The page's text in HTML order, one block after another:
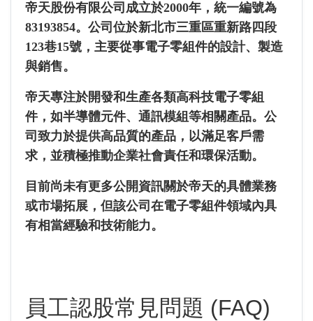
帝天股份有限公司成立於2000年，統一編號為
83193854。公司位於新北市三重區重新路四段
123巷15號，主要從事電子零組件的設計、製造
與銷售。
帝天專注於開發和生產各類高科技電子零組
件，如半導體元件、通訊模組等相關產品。公
司致力於提供高品質的產品，以滿足客戶需
求，並積極推動企業社會責任和環保活動。
目前尚未有更多公開資訊關於帝天的具體業務
或市場拓展，但該公司在電子零組件領域內具
有相當經驗和技術能力。
員工認股常見問題 (FAQ)